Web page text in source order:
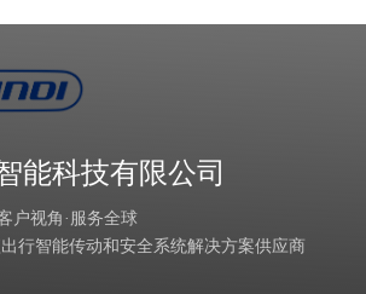
能科技有限公司
户视角·服务全球
行智能传动和安全系统解决方案供应商